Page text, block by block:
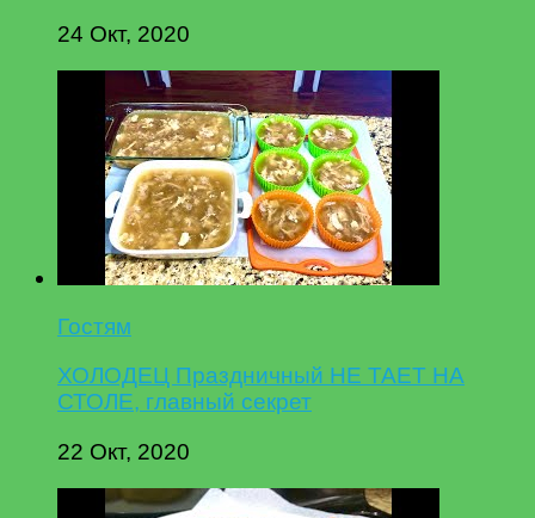
24 Окт, 2020
Гостям
ХОЛОДЕЦ Праздничный НЕ ТАЕТ НА
СТОЛЕ, главный секрет
22 Окт, 2020